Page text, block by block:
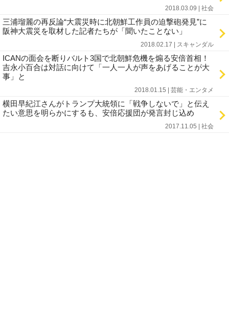
2018.03.09 | 社会
三浦瑠麗の再反論“大震災時に北朝鮮工作員の迫撃砲発見”に
阪神大震災を取材した記者たちが「聞いたことない」
2018.02.17 | スキャンダル
ICANの面会を断りバルト3国で北朝鮮危機を煽る安倍首相！
吉永小百合は対話に向けて「一人一人が声をあげることが大
事」と
2018.01.15 | 芸能・エンタメ
横田早紀江さんがトランプ大統領に「戦争しないで」と伝え
たい意思を明らかにするも、安倍応援団が発言封じ込め
2017.11.05 | 社会